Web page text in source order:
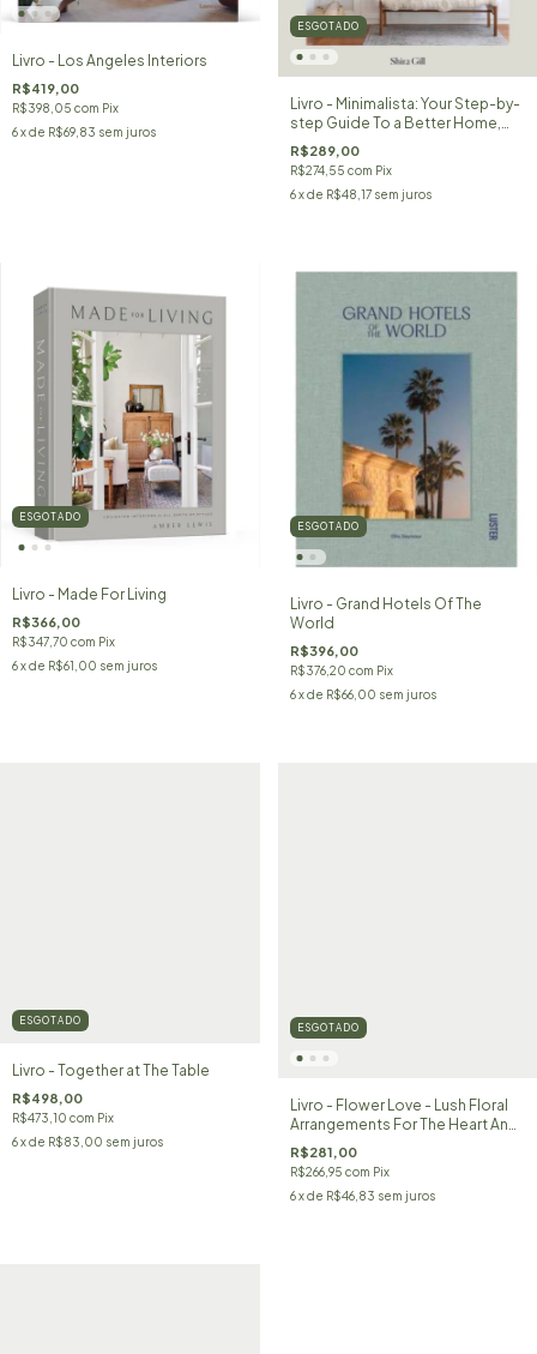
Livro - Los Angeles Interiors
R$419,00
R$398,05 com Pix
6x de R$69,83 sem juros
ESGOTADO
Livro - Minimalista: Your Step-by-
step Guide To a Better Home,
Wardrobe, And Life
R$289,00
R$274,55 com Pix
6 x de R$48,17 sem juros
ESGOTADO
Livro - Made For Living
R$366,00
R$347,70 com Pix
6x de R$61,00 sem juros
ESGOTADO
Livro - Grand Hotels Of The
World
R$396,00
R$376,20 com Pix
6 x de R$66,00 sem juros
ESGOTADO
Livro - Together at The Table
R$498,00
R$473,10 com Pix
6x de R$83,00 sem juros
ESGOTADO
Livro - Flower Love - Lush Floral
Arrangements For The Heart And
Home
R$281,00
R$266,95 com Pix
6 x de R$46,83 sem juros